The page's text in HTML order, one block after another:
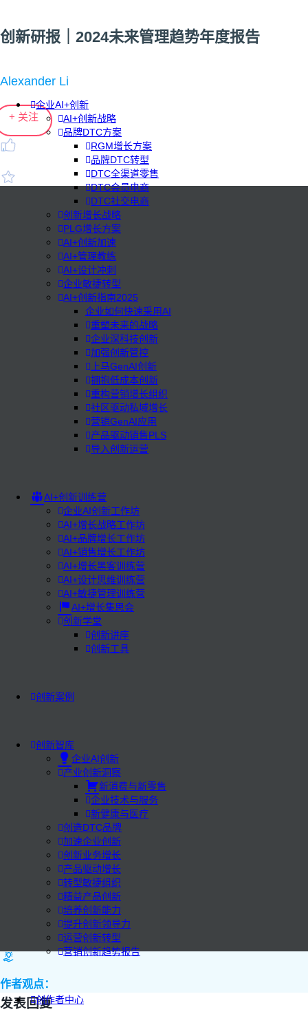
企业AI+创新
AI+创新战略
品牌DTC方案
RGM增长方案
品牌DTC转型
DTC全渠道零售
DTC会员电商
DTC社交电商
创新增长战略
PLG增长方案
AI+创新加速
AI+管理教练
AI+设计冲刺
企业敏捷转型
AI+创新指南2025
企业如何快速采用AI
重塑未来的战略
企业深科技创新
加强创新管控
上马GenAI创新
拥抱低成本创新
重构营销增长组织
社区驱动私域增长
营销GenAI应用
产品驱动销售PLS
导入创新运营
AI+创新训练营
企业AI创新工作坊
AI+增长战略工作坊
AI+品牌增长工作坊
AI+销售增长工作坊
AI+增长黑客训练营
AI+设计思维训练营
AI+敏捷管理训练营
AI+增长集思会
创新学堂
创新讲座
创新工具
创新案例
创新智库
企业AI创新
产业创新洞察
新消费与新零售
企业技术与服务
新健康与医疗
创造DTC品牌
加速企业创新
创新业务增长
产品驱动增长
转型敏捷组织
精益产品创新
培养创新能力
提升创新领导力
运营创新转型
营销创新趋势报告
创作者中心
创新研报｜2024未来管理趋势年度报告
Alexander Li
+ 关注
作者观点：
发表回复